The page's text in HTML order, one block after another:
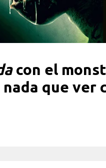
con el
que ver